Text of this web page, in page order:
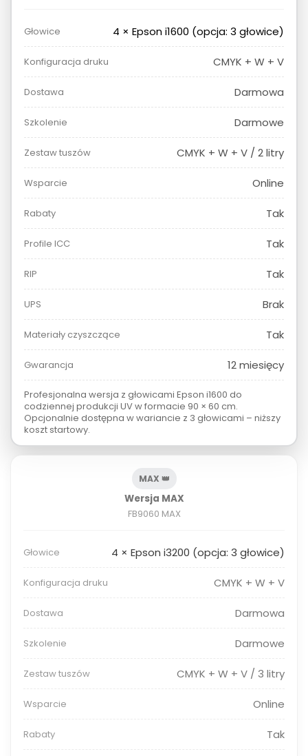
Głowice 4 × Epson i1600 (opcja: 3 głowice)
Konfiguracja druku CMYK + W + V
Dostawa Darmowa
Szkolenie Darmowe
Zestaw tuszów CMYK + W + V / 2 litry
Wsparcie Online
Rabaty Tak
Profile ICC Tak
RIP Tak
UPS Brak
Materiały czyszczące Tak
Gwarancja 12 miesięcy
Profesjonalna wersja z głowicami Epson i1600 do
codziennej produkcji UV w formacie 90 × 60 cm.
Opcjonalnie dostępna w wariancie z 3 głowicami – niższy
koszt startowy.
MAX 👑
Wersja MAX
FB9060 MAX
Głowice 4 × Epson i3200 (opcja: 3 głowice)
Konfiguracja druku CMYK + W + V
Dostawa Darmowa
Szkolenie Darmowe
Zestaw tuszów CMYK + W + V / 3 litry
Wsparcie Online
Rabaty Tak